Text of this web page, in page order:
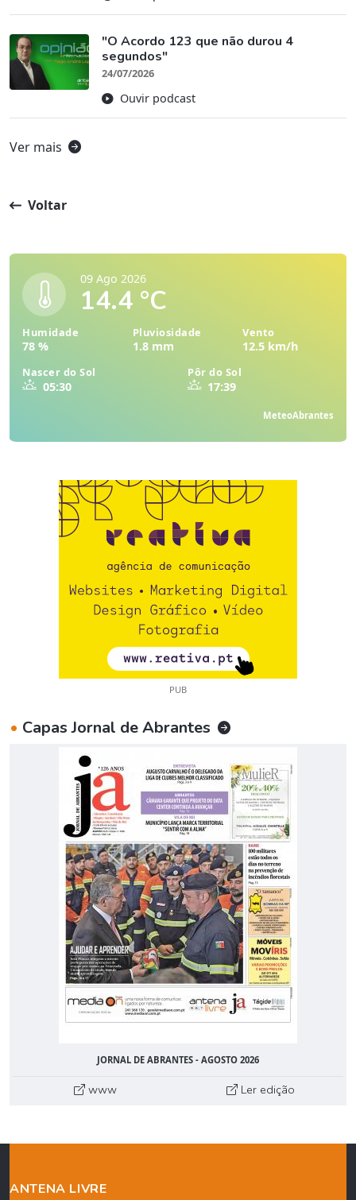
"O Acordo 123 que não durou 4
segundos"
24/07/2026
Ouvir podcast
Ver mais
Voltar
09 Ago 2026
14.4 °C
Humidade
78 %
Pluviosidade
1.8 mm
Vento
12.5 km/h
Nascer do Sol
05:30
Pôr do Sol
17:39
MeteoAbrantes
PUB
• Capas Jornal de Abrantes
JORNAL DE ABRANTES - AGOSTO 2026
www Ler edição
ANTENA LIVRE